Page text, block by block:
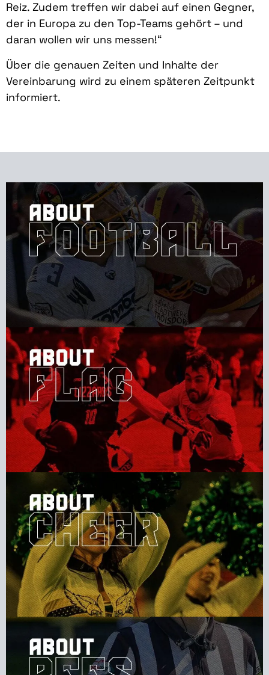
Reiz. Zudem treffen wir dabei auf einen Gegner,
der in Europa zu den Top-Teams gehört – und
daran wollen wir uns messen!“
Über die genauen Zeiten und Inhalte der
Vereinbarung wird zu einem späteren Zeitpunkt
informiert.